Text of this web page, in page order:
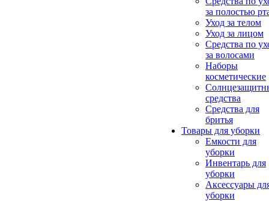
за полостью
Уход за телом
Уход за лицом
Средства по
за волосами
Наборы
косметические
средства
Средства для
бритья
Товары для уборки
Емкости для
уборки
Инвентарь для
уборки
Аксессуары
уборки